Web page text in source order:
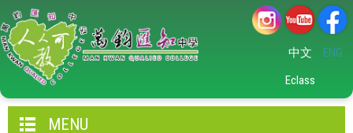
ENG
中文
Eclass
MENU